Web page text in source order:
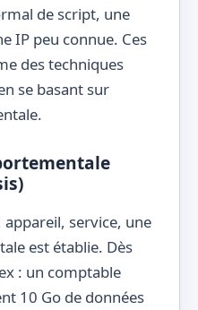
de script, une
IP peu connue. Ces
des techniques
se basant sur
service, une
est établie. Dès
: un comptable
10 Go de données